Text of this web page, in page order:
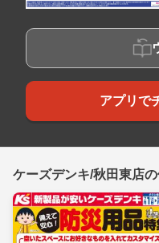
アプリで
ケーズデンキ/秋田東店